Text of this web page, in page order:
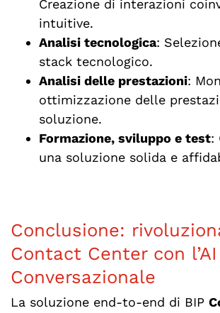
Creazione di interazioni
intuitive.
Analisi tecnologica:
stack tecnologico.
Analisi delle prestazioni:
ottimizzazione delle
soluzione.
Formazione, sviluppo e test:
una soluzione solida e
Conclusione:
Contact Center con l’AI
Conversazionale
La soluzione end-to-end di BIP